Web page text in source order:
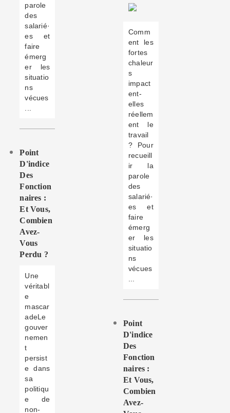
parole
des
salarié·
es et
faire
émerg
er les
situatio
ns
vécues
...
Point
D'indice
Des
Fonction
Naires :
Et Vous,
Combien
Avez-
Vous
Perdu ?
Une
véritabl
e
mascar
adeLe
gouver
nemen
t
persist
e dans
sa
politiqu
e de
non-
Comm
ent les
fortes
chaleur
s
impact
ent-
elles
réellem
ent le
travail
? Pour
recueill
ir la
parole
des
salarié·
es et
faire
émerg
er les
situatio
ns
vécues
...
Point
D'indice
Des
Fonction
Naires :
Et Vous,
Combien
Avez-